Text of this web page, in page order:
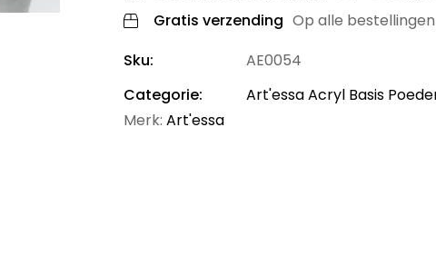
Gratis verzending Op alle
Sku:
AE0054
Categorie:
Art'essa Acryl Basis
Merk: Art'essa